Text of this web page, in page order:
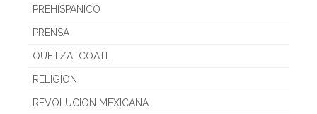
PREHISPANICO
PRENSA
QUETZALCOATL
RELIGION
REVOLUCION MEXICANA